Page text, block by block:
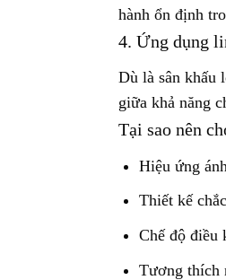
hành ổn định
4. Ứng dụng
Dù là sân khấu
giữa khả năng
Tại sao nên
Hiệu ứng
Thiết kế
Chế độ điều
Tương thích